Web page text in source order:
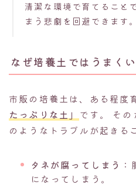
清潔な環境で育てること
まう悲劇を回避できます。
なぜ培養土ではうまく
市販の培養土は、ある程度
たっぷりな土」 です。 そ
のようなトラブルが起きる
タネが腐ってしまう
になってしまう。